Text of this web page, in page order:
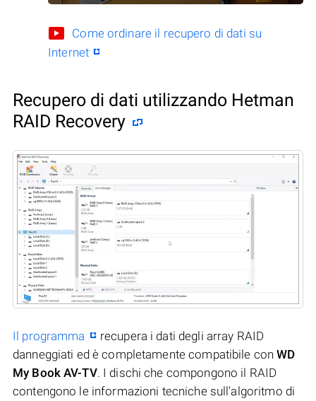
Come ordinare il recupero di dati su
Internet
Recupero di dati utilizzando Hetman
RAID Recovery
Il programma
recupera i dati degli array RAID
danneggiati ed è completamente compatibile conWD
My Book AV-TV. I dischi che compongono il RAID
contengono le informazioni tecniche sull'algoritmo di